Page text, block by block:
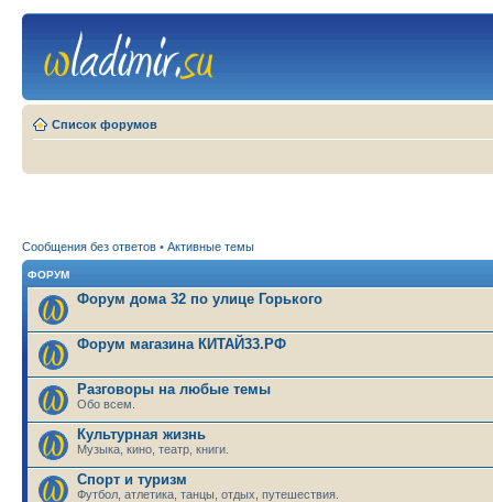
Список форумов
Сообщения без ответов • Активные темы
ФОРУМ
Форум дома 32 по улице Горького
Форум магазина КИТАЙ33.РФ
Разговоры на любые темы
Обо всем.
Культурная жизнь
Музыка, кино, театр, книги.
Спорт и туризм
Футбол, атлетика, танцы, отдых, путешествия.